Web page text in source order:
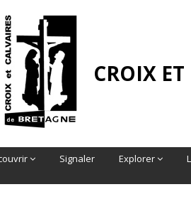
CROIX
Signaler Explorer